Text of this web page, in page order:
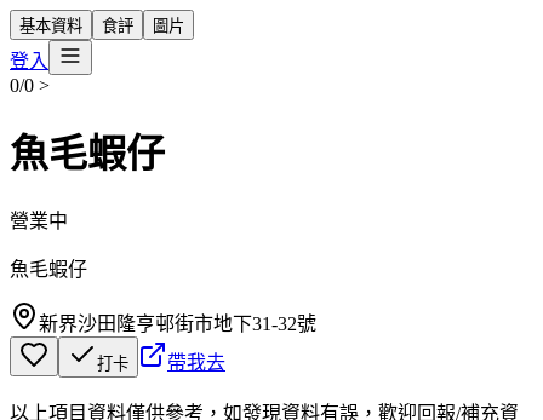
基本資料 食評 圖片
登入
0/0 >
魚毛蝦仔
營業中
魚毛蝦仔
新界沙田隆亨邨街市地下31-32號
打卡 帶我去
以上項目資料僅供參考，如發現資料有誤，歡迎回報/補充資